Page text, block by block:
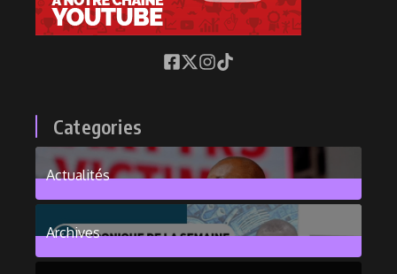
Categories
Actualités
376Posts
Archives